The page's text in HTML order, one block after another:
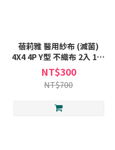
蓓莉雅 醫用紗布 (滅菌)
4X4 4P Y型 不織布 2入 100
包販售 滅菌 醫用 紗布 紗布
塊
NT$300
NT$700